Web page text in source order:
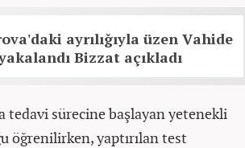
ayrılığıyla üzen Vahide
Bizzat açıkladı
tedavi sürecine başlayan yetenekli
öğrenilirken, yaptırılan test